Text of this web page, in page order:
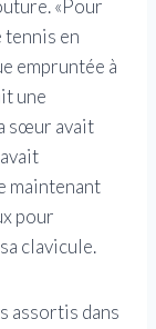
«Pour
tennis en
empruntée à
une
sœur avait
maintenant
pour
clavicule.
assortis dans